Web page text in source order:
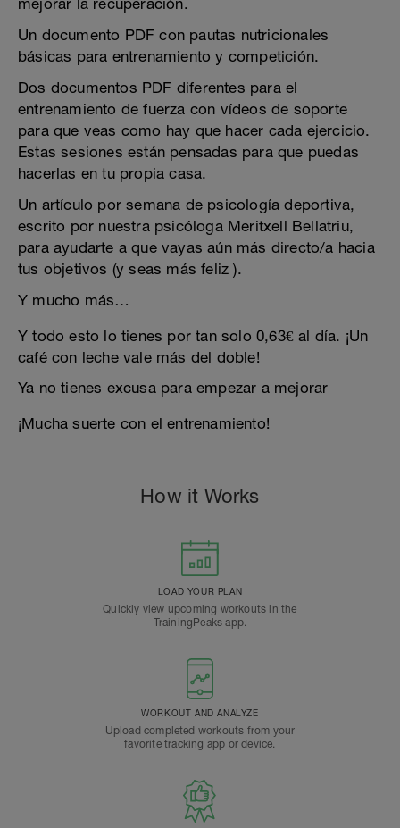
mejorar la recuperación.
Un documento PDF con pautas nutricionales
básicas para entrenamiento y competición.
Dos documentos PDF diferentes para el
entrenamiento de fuerza con vídeos de soporte
para que veas como hay que hacer cada ejercicio.
Estas sesiones están pensadas para que puedas
hacerlas en tu propia casa.
Un artículo por semana de psicología deportiva,
escrito por nuestra psicóloga Meritxell Bellatriu,
para ayudarte a que vayas aún más directo/a hacia
tus objetivos (y seas más feliz ).
Y mucho más…
Y todo esto lo tienes por tan solo 0,63€ al día. ¡Un
café con leche vale más del doble!
Ya no tienes excusa para empezar a mejorar
¡Mucha suerte con el entrenamiento!
How it Works
LOAD YOUR PLAN
Quickly view upcoming workouts in the
TrainingPeaks app.
WORKOUT AND ANALYZE
Upload completed workouts from your
favorite tracking app or device.